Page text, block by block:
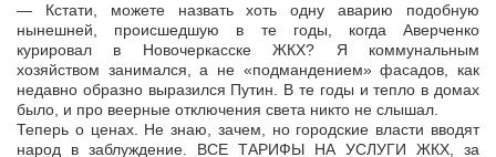
— Кстати, можете назвать хоть одну аварию подобную
нынешней, происшедшую в те годы, когда Аверченко
курировал в Новочеркасске ЖКХ? Я коммунальным
хозяйством занимался, а не «подмандением» фасадов, как
недавно образно выразился Путин. В те годы и тепло в домах
было, и про веерные отключения света никто не слышал.
Теперь о ценах. Не знаю, зачем, но городские власти вводят
народ в заблуждение. ВСЕ ТАРИФЫ НА УСЛУГИ ЖКХ, за